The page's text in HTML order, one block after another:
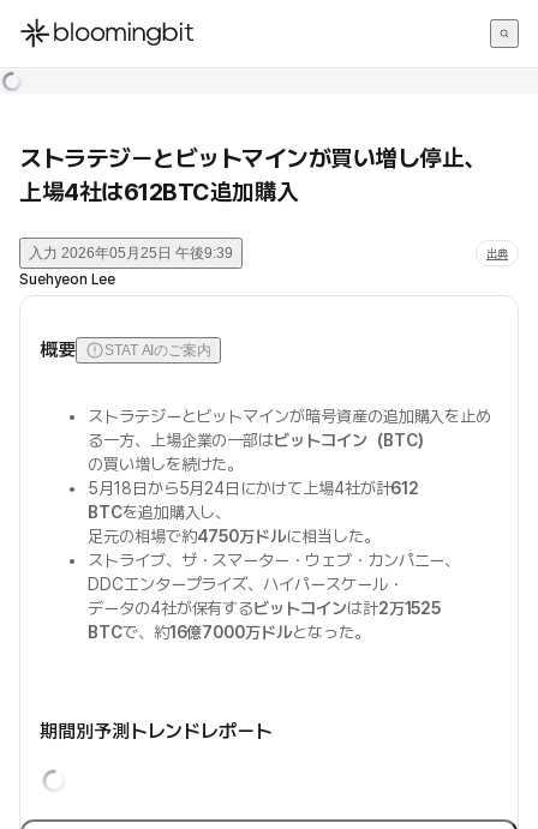
한국어
ストラテジーとビットマインが買い増し停止、
上場4社は612BTC追加購入
入力 2026年05月25日 午後9:39 出典
Suehyeon Lee
概要 STAT AIのご案内
ストラテジーとビットマインが暗号資産の追加購入を止め
る一方、上場企業の一部はビットコイン（BTC）
の買い増しを続けた。
5月18日から5月24日にかけて上場4社が計612
BTCを追加購入し、
足元の相場で約4750万ドルに相当した。
ストライブ、ザ・スマーター・ウェブ・カンパニー、
DDCエンタープライズ、ハイパースケール・
データの4社が保有するビットコインは計2万1525
BTCで、約16億7000万ドルとなった。
期間別予測トレンドレポート